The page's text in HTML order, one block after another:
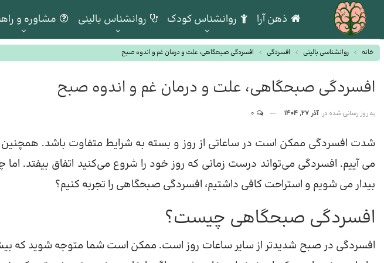
ذهن آرا روانشناس کودک روانشناس بالینی مشاوره و
خانه روانشناسی بالینی افسردگی افسردگی صبحگاهی، علت و درمان غم و اندوه صبح
افسردگی صبحگاهی، علت و درمان غم و اندوه صبح
به روز رسانی شده در آذر 27, 1404
شدت افسردگی ممکن است در ساعاتی از روز و بسته به شرایط متفاوت باشد. همچنین
می‌ آییم. افسردگی می‌تواند درست زمانی که روز خود را شروع می‌کنید اتفاق بیفتد.
بیدار می شویم و استراحت کافی داشتیم، افسردگی صبحگاهی را تجربه کنیم؟
افسردگی صبحگاهی چیست؟
افسردگی در صبح شدیدتر از سایر ساعات روز است. ممکن است شما متوجه شوید که